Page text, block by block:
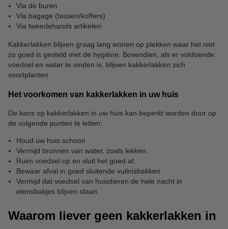
Via de buren
Via bagage (tassen/koffers)
Via tweedehands artikelen
Kakkerlakken blijven graag lang wonen op plekken waar het niet
zo goed is gesteld met de hygiëne. Bovendien, als er voldoende
voedsel en water te vinden is, blijven kakkerlakken zich
voortplanten.
Het voorkomen van kakkerlakken in uw huis
De kans op kakkerlakken in uw huis kan beperkt worden door op
de volgende punten te letten:
Houd uw huis schoon
Vermijd bronnen van water, zoals lekken.
Ruim voedsel op en sluit het goed af.
Bewaar afval in goed sluitende vuilnisbakken
Vermijd dat voedsel van huisdieren de hele nacht in
etensbakjes blijven staan.
Waarom liever geen kakkerlakken in